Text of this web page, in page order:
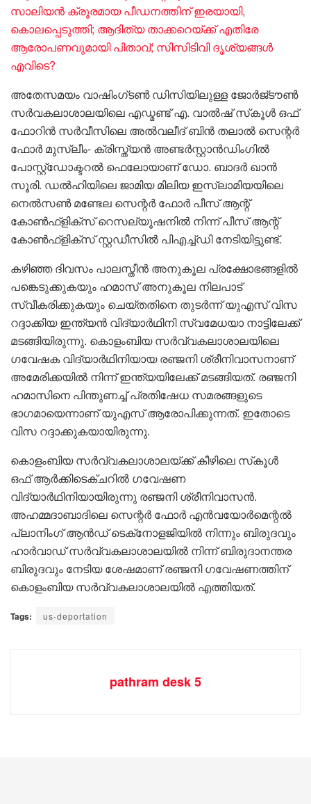
സാലിയന്‍ ക്രൂരമായ പീഡനത്തിന് ഇരയായി,
കൊലപ്പെടുത്തി; ആദിത്യ താക്കറെയ്ക്ക് എതിരേ
ആരോപണവുമായി പിതാവ്; സിസിടിവി ദൃശ്യങ്ങള്‍
എവിടെ?
അതേസമയം വാഷിംഗ്ടൺ ഡിസിയിലുള്ള ജോർജ്‌ടൗൺ
സർവകലാശാലയിലെ എഡ്മണ്ട് എ. വാൽഷ് സ്‌കൂൾ ഒഫ്
ഫോറിൻ സർവീസിലെ അൽവലീദ് ബിൻ തലാൽ സെന്റർ
ഫോർ മുസ്ലീം- ക്രിസ്ത്യൻ അണ്ടർസ്റ്റാൻഡിംഗിൽ
പോസ്റ്റ്ഡോക്ടറൽ ഫെലോയാണ് ഡോ. ബാദർ ഖാൻ
സൂരി. ഡൽഹിയിലെ ജാമിയ മിലിയ ഇസ്ലാമിയയിലെ
നെൽസൺ മണ്ടേല സെന്റർ ഫോർ പീസ് ആന്റ്
കോൺഫ്ളിക്‌സ് റെസല്യൂഷനിൽ നിന്ന് പീസ് ആന്റ്
കോൺഫ്ളിക്‌സ് സ്റ്റഡീസിൽ പിഎച്ച്‌ഡി നേടിയിട്ടുണ്ട്.
കഴിഞ്ഞ ദിവസം പാലസ്തീൻ അനുകൂല പ്രക്ഷോഭങ്ങളിൽ
പങ്കെടുക്കുകയും ഹമാസ് അനുകൂല നിലപാട്
സ്വീകരിക്കുകയും ചെയ്തതിനെ തുടർന്ന് യുഎസ് വിസ
റദ്ദാക്കിയ ഇന്ത്യൻ വിദ്യാർഥിനി സ്വമേധയാ നാട്ടിലേക്ക്
മടങ്ങിയിരുന്നു. കൊളംബിയ സർവ്വകലാശാലയിലെ
ഗവേഷക വിദ്യാർഥിനിയായ രഞ്ജനി ശ്രീനിവാസനാണ്
അമേരിക്കയിൽ നിന്ന് ഇന്ത്യയിലേക്ക് മടങ്ങിയത്. രഞ്ജനി
ഹമാസിനെ പിന്തുണച്ച് പ്രതിഷേധ സമരങ്ങളുടെ
ഭാഗമായെന്നാണ് യുഎസ് ആരോപിക്കുന്നത്. ഇതോടെ
വിസ റദ്ദാക്കുകയായിരുന്നു.
കൊളംബിയ സർവ്വകലാശാലയ്ക്ക് കീഴിലെ സ്‌കൂൾ
ഒഫ് ആർക്കിടെക്ചറിൽ ഗവേഷണ
വിദ്യാർഥിനിയായിരുന്നു രഞ്ജനി ശ്രീനിവാസൻ.
അഹമ്മദാബാദിലെ സെന്റർ ഫോർ എൻവയോർമെന്റൽ
പ്ലാനിംഗ് ആൻഡ് ടെക്‌നോളജിയിൽ നിന്നും ബിരുദവും
ഹാർവാഡ് സർവ്വകലാശാലയിൽ നിന്ന് ബിരുദാനന്തര
ബിരുദവും നേടിയ ശേഷമാണ് രഞ്ജനി ഗവേഷണത്തിന്
കൊളംബിയ സർവ്വകലാശാലയിൽ എത്തിയത്.
Tags: us-deportation
pathram desk 5